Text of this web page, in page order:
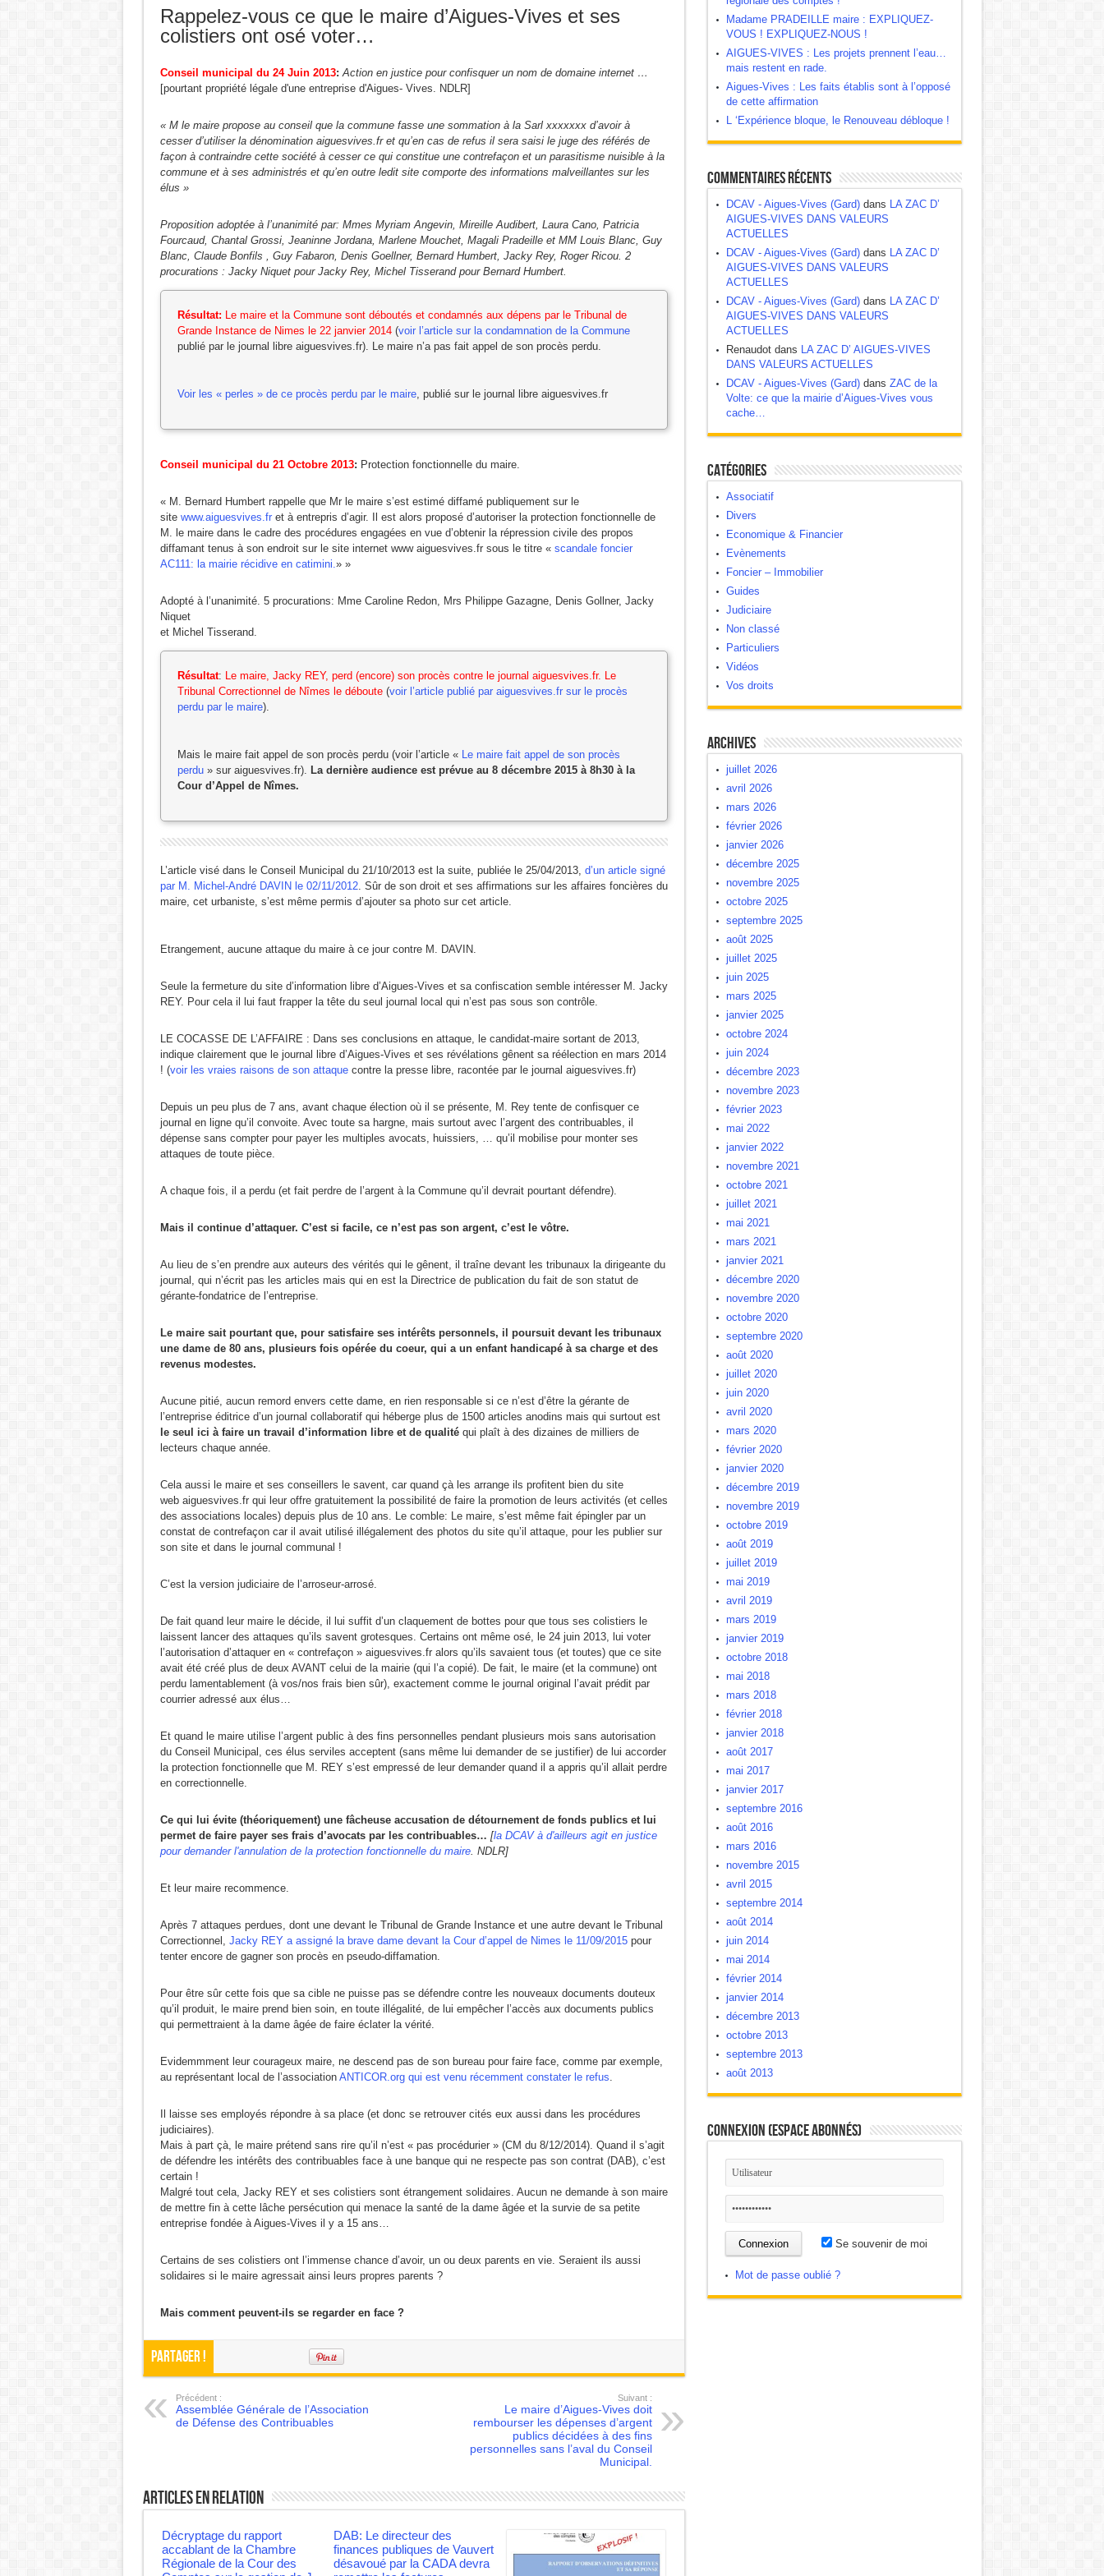
L ‘Expérience bloque, le Renouveau débloque !
URBANISME MODE AGUES-VIVES : Construire d’abord, demander après.
ZAC de la Volte : Promesse de développement ou bombe à retardement ?
Réunion du DCAV du 21 novembre 2025
Aigues-Vives : Gaspillage, abandon et mépris du patrimoine public
Aigues-Vives : Assez d’héritiers politiques.
Rappelez-vous ce que le maire d’Aigues-Vives et ses
colistiers ont osé voter…
Conseil municipal du 24 Juin 2013:Action en justice pour confisquer un nom de domaine internet …
[pourtant propriété légale d'une entreprise d'Aigues- Vives. NDLR]
« M le maire propose au conseil que la commune fasse une sommation à la Sarl xxxxxxx d’avoir à
cesser d’utiliser la dénomination aiguesvives.fr et qu’en cas de refus il sera saisi le juge des référés de
façon à contraindre cette société à cesser ce qui constitue une contrefaçon et un parasitisme nuisible à la
commune et à ses administrés et qu’en outre ledit site comporte des informations malveillantes sur les
élus »
Proposition adoptée à l’unanimité par: Mmes Myriam Angevin, Mireille Audibert, Laura Cano, Patricia
Fourcaud, Chantal Grossi, Jeaninne Jordana, Marlene Mouchet, Magali Pradeille et MM Louis Blanc, Guy
Blanc, Claude Bonfils , Guy Fabaron, Denis Goellner, Bernard Humbert, Jacky Rey, Roger Ricou. 2
procurations : Jacky Niquet pour Jacky Rey, Michel Tisserand pour Bernard Humbert.
Résultat: Le maire et la Commune sont déboutés et condamnés aux dépens par le Tribunal de
Grande Instance de Nimes le 22 janvier 2014(voir l’article sur la condamnation de la Commune
publié par le journal libre aiguesvives.fr). Le maire n’a pas fait appel de son procès perdu.
Voir les « perles » de ce procès perdu par le maire, publié sur le journal libre aiguesvives.fr
Conseil municipal du 21 Octobre 2013: Protection fonctionnelle du maire.
« M. Bernard Humbert rappelle que Mr le maire s’est estimé diffamé publiquement sur le
site www.aiguesvives.fret à entrepris d’agir. Il est alors proposé d’autoriser la protection fonctionnelle de
M. le maire dans le cadre des procédures engagées en vue d’obtenir la répression civile des propos
diffamant tenus à son endroit sur le site internet www aiguesvives.fr sous le titre « scandale foncier
AC111: la mairie récidive en catimini.» »
Adopté à l’unanimité. 5 procurations: Mme Caroline Redon, Mrs Philippe Gazagne, Denis Gollner, Jacky
Niquet
et Michel Tisserand.
Résultat: Le maire, Jacky REY, perd (encore) son procès contre le journal aiguesvives.fr. Le
Tribunal Correctionnel de Nîmes le déboute(voir l’article publié par aiguesvives.fr sur le procès
perdu par le maire).
Mais le maire fait appel de son procès perdu (voir l’article « Le maire fait appel de son procès
perdu» sur aiguesvives.fr). La dernière audience est prévue au 8 décembre 2015 à 8h30 à la
Cour d’Appel de Nîmes.
L’article visé dans le Conseil Municipal du 21/10/2013 est la suite, publiée le 25/04/2013, d’un article signé
par M. Michel-André DAVIN le 02/11/2012. Sûr de son droit et ses affirmations sur les affaires foncières du
maire, cet urbaniste, s’est même permis d’ajouter sa photo sur cet article.
Etrangement, aucune attaque du maire à ce jour contre M. DAVIN.
Seule la fermeture du site d’information libre d’Aigues-Vives et sa confiscation semble intéresser M. Jacky
REY. Pour cela il lui faut frapper la tête du seul journal local qui n’est pas sous son contrôle.
LE COCASSE DE L’AFFAIRE : Dans ses conclusions en attaque, le candidat-maire sortant de 2013,
indique clairement que le journal libre d’Aigues-Vives et ses révélations gênent sa réélection en mars 2014
! (voir les vraies raisons de son attaquecontre la presse libre, racontée par le journal aiguesvives.fr)
Depuis un peu plus de 7 ans, avant chaque élection où il se présente, M. Rey tente de confisquer ce
journal en ligne qu’il convoite. Avec toute sa hargne, mais surtout avec l’argent des contribuables, il
dépense sans compter pour payer les multiples avocats, huissiers, … qu’il mobilise pour monter ses
attaques de toute pièce.
A chaque fois, il a perdu (et fait perdre de l’argent à la Commune qu’il devrait pourtant défendre).
Mais il continue d’attaquer. C’est si facile, ce n’est pas son argent, c’est le vôtre.
Au lieu de s’en prendre aux auteurs des vérités qui le gênent, il traîne devant les tribunaux la dirigeante du
journal, qui n’écrit pas les articles mais qui en est la Directrice de publication du fait de son statut de
gérante-fondatrice de l’entreprise.
Le maire sait pourtant que, pour satisfaire ses intérêts personnels, il poursuit devant les tribunaux
une dame de 80 ans, plusieurs fois opérée du coeur, qui a un enfant handicapé à sa charge et des
revenus modestes.
Aucune pitié, aucun remord envers cette dame, en rien responsable si ce n’est d’être la gérante de
l’entreprise éditrice d’un journal collaboratif qui héberge plus de 1500 articles anodins mais qui surtout est
le seul ici à faire un travail d’information libre et de qualitéqui plaît à des dizaines de milliers de
lecteurs chaque année.
Cela aussi le maire et ses conseillers le savent, car quand çà les arrange ils profitent bien du site
web aiguesvives.fr qui leur offre gratuitement la possibilité de faire la promotion de leurs activités (et celles
des associations locales) depuis plus de 10 ans. Le comble: Le maire, s’est même fait épingler par un
constat de contrefaçon car il avait utilisé illégalement des photos du site qu’il attaque, pour les publier sur
son site et dans le journal communal !
C’est la version judiciaire de l’arroseur-arrosé.
De fait quand leur maire le décide, il lui suffit d’un claquement de bottes pour que tous ses colistiers le
laissent lancer des attaques qu’ils savent grotesques. Certains ont même osé, le 24 juin 2013, lui voter
l’autorisation d’attaquer en « contrefaçon » aiguesvives.fr alors qu’ils savaient tous (et toutes) que ce site
avait été créé plus de deux AVANT celui de la mairie (qui l’a copié). De fait, le maire (et la commune) ont
perdu lamentablement (à vos/nos frais bien sûr), exactement comme le journal original l’avait prédit par
courrier adressé aux élus…
Et quand le maire utilise l’argent public à des fins personnelles pendant plusieurs mois sans autorisation
du Conseil Municipal, ces élus serviles acceptent (sans même lui demander de se justifier) de lui accorder
la protection fonctionnelle que M. REY s’est empressé de leur demander quand il a appris qu’il allait perdre
en correctionnelle.
Ce qui lui évite (théoriquement) une fâcheuse accusation de détournement de fonds publics et lui
permet de faire payer ses frais d’avocats par les contribuables… [la DCAV à d'ailleurs agit en justice
pour demander l'annulation de la protection fonctionnelle du maire. NDLR]
Et leur maire recommence.
Après 7 attaques perdues, dont une devant le Tribunal de Grande Instance et une autre devant le Tribunal
Correctionnel, Jacky REY a assigné la brave dame devant la Cour d’appel de Nimes le 11/09/2015pour
tenter encore de gagner son procès en pseudo-diffamation.
Pour être sûr cette fois que sa cible ne puisse pas se défendre contre les nouveaux documents douteux
qu’il produit, le maire prend bien soin, en toute illégalité, de lui empêcher l’accès aux documents publics
qui permettraient à la dame âgée de faire éclater la vérité.
Evidemmment leur courageux maire, ne descend pas de son bureau pour faire face, comme par exemple,
au représentant local de l’association ANTICOR.org qui est venu récemment constater le refus.
Il laisse ses employés répondre à sa place (et donc se retrouver cités eux aussi dans les procédures
judiciaires).
Mais à part çà, le maire prétend sans rire qu’il n’est « pas procédurier » (CM du 8/12/2014). Quand il s’agit
de défendre les intérêts des contribuables face à une banque qui ne respecte pas son contrat (DAB), c’est
certain !
Malgré tout cela, Jacky REY et ses colistiers sont étrangement solidaires. Aucun ne demande à son maire
de mettre fin à cette lâche persécution qui menace la santé de la dame âgée et la survie de sa petite
entreprise fondée à Aigues-Vives il y a 15 ans…
Certains de ses colistiers ont l’immense chance d’avoir, un ou deux parents en vie. Seraient ils aussi
solidaires si le maire agressait ainsi leurs propres parents ?
Mais comment peuvent-ils se regarder en face ?
Partager !
Précédent :
Assemblée Générale de l’Association
de Défense des Contribuables
Suivant :
Le maire d’Aigues-Vives doit
rembourser les dépenses d’argent
publics décidées à des fins
personnelles sans l’aval du Conseil
Municipal.
Articles en relation
Décryptage du rapport
accablant de la Chambre
Régionale de la Cour des
DAB: Le directeur des
finances publiques de Vauvert
désavoué par la CADA devra
Madame PRADEILLE maire : EXPLIQUEZ-
VOUS ! EXPLIQUEZ-NOUS !
AIGUES-VIVES : Les projets prennent l’eau…
mais restent en rade.
Aigues-Vives : Les faits établis sont à l’opposé
de cette affirmation
L ‘Expérience bloque, le Renouveau débloque !
Commentaires récents
DCAV - Aigues-Vives (Gard)dans LA ZAC D’
AIGUES-VIVES DANS VALEURS
ACTUELLES
DCAV - Aigues-Vives (Gard)dans LA ZAC D’
AIGUES-VIVES DANS VALEURS
ACTUELLES
DCAV - Aigues-Vives (Gard)dans LA ZAC D’
AIGUES-VIVES DANS VALEURS
ACTUELLES
Renaudot dans LA ZAC D’ AIGUES-VIVES
DANS VALEURS ACTUELLES
DCAV - Aigues-Vives (Gard)dans ZAC de la
Volte: ce que la mairie d’Aigues-Vives vous
cache…
Catégories
Associatif
Divers
Economique & Financier
Evènements
Foncier – Immobilier
Guides
Judiciaire
Non classé
Particuliers
Vidéos
Vos droits
Archives
juillet 2026
avril 2026
mars 2026
février 2026
janvier 2026
décembre 2025
novembre 2025
octobre 2025
septembre 2025
août 2025
juillet 2025
juin 2025
mars 2025
janvier 2025
octobre 2024
juin 2024
décembre 2023
novembre 2023
février 2023
mai 2022
janvier 2022
novembre 2021
octobre 2021
juillet 2021
mai 2021
mars 2021
janvier 2021
décembre 2020
novembre 2020
octobre 2020
septembre 2020
août 2020
juillet 2020
juin 2020
avril 2020
mars 2020
février 2020
janvier 2020
décembre 2019
novembre 2019
octobre 2019
août 2019
juillet 2019
mai 2019
avril 2019
mars 2019
janvier 2019
octobre 2018
mai 2018
mars 2018
février 2018
janvier 2018
août 2017
mai 2017
janvier 2017
septembre 2016
août 2016
mars 2016
novembre 2015
avril 2015
septembre 2014
août 2014
juin 2014
mai 2014
février 2014
janvier 2014
décembre 2013
octobre 2013
septembre 2013
août 2013
Connexion (Espace Abonnés)
Se souvenir de moi
Mot de passe oublié ?